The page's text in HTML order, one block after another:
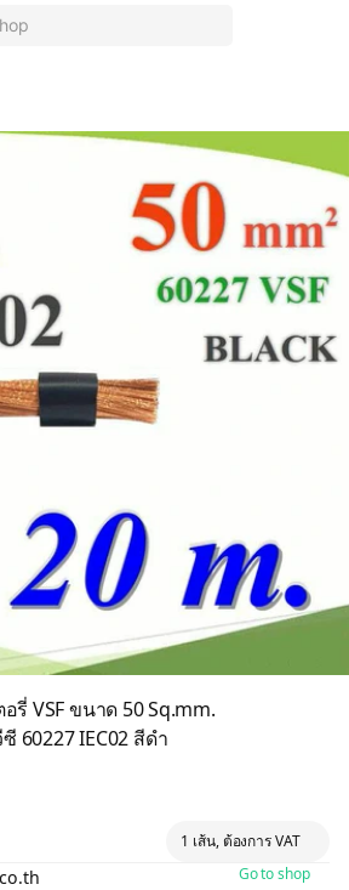
รี่ VSF ขนาด 50 Sq.mm.
ทองแดงฝอย ฉนวนพีวีซี 60227 IEC02 สีดำ
1 เส้น, ต้องการ VAT
Go to shop